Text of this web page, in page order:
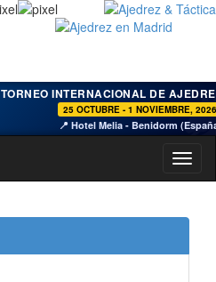
TORNEO INTERNACIONAL DE
25 OCTUBRE - 1 NOVIEMBRE, 2026
📍 Hotel Melia - Benidorm